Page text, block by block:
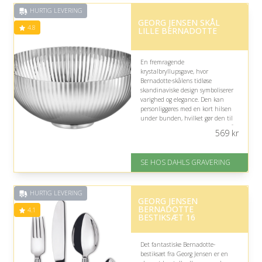
Fremragende Trustpilot rating
HURTIG LEVERING
4.8 GEORG JENSEN SKÅL
LILLE BERNADOTTE
En fremragende
krystalbryllupsgave, hvor
Bernadotte-skålens tidløse
skandinaviske design symboliserer
varighed og elegance. Den kan
personliggøres med en kort hilsen
under bunden, hvilket gør den til
et smukt og mindeværdigt tegn på
På lager
Levering: 2-3 dage
Fremragende Trustpilot rating
569kr
SE HOS DAHLS GRAVERING
HURTIG LEVERING
4.1
GEORG JENSEN
BERNADOTTE
BESTIKSÆT 16
Det fantastiske Bernadotte-
bestiksæt fra Georg Jensen er en